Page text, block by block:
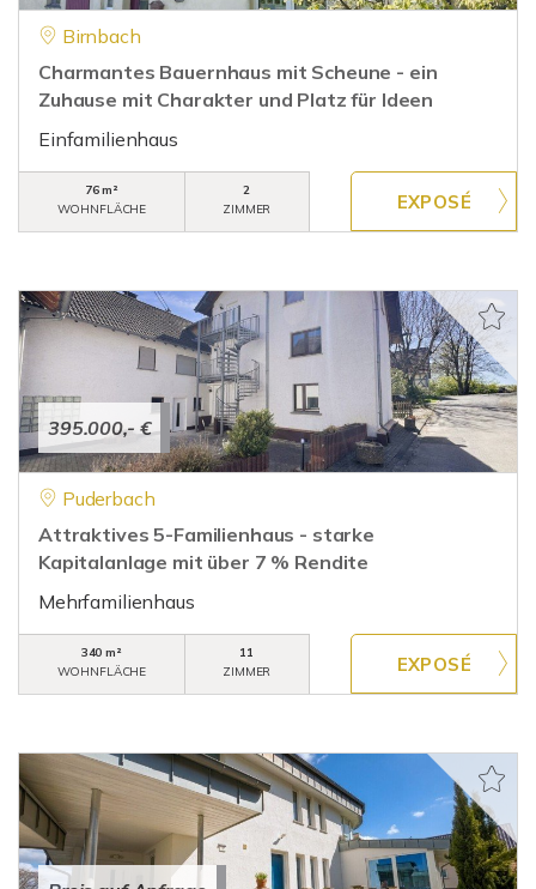
Birnbach
Charmantes Bauernhaus mit Scheune - ein
Zuhause mit Charakter und Platz für Ideen
Einfamilienhaus
76 m²
WOHNFLÄCHE
2
ZIMMER
395.000,- €
Puderbach
Attraktives 5-Familienhaus - starke
Kapitalanlage mit über 7 % Rendite
Mehrfamilienhaus
340 m²
WOHNFLÄCHE
11
ZIMMER